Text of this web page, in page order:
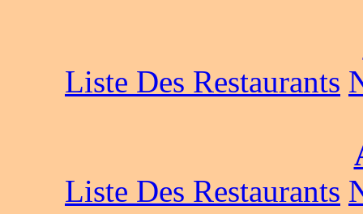
Liste Des Restaurants
Liste Des Restaurants